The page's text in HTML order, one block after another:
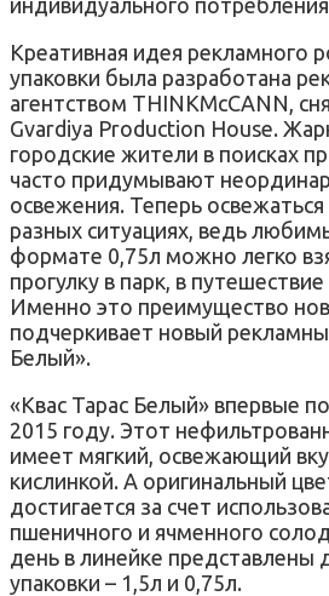
Креативная идея рекламного
упаковки была разработана
агентством THINKMcCANN,
Gvardiya Production House.
городские жители в поисках
часто придумывают
освежения. Теперь
разных ситуациях, ведь
формате 0,75л можно легко
прогулку в парк, в
Именно это преимущество
подчеркивает новый
Белый».
«Квас Тарас Белый» впервые
2015 году. Этот
имеет мягкий, освежающий
кислинкой. А оригинальный
достигается за счет
пшеничного и ячменного
день в линейке представлены
упаковки – 1,5л и 0,75л.